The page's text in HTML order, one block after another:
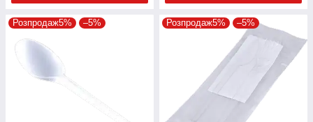
Розпродаж5% –5% Розпродаж5% –5%